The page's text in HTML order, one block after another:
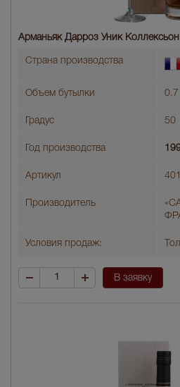
Арманьяк Дарроз Уник
Страна производства
Объем бутылки 0.7
Градус 50
Год производства
Артикул
Производитель
Условия продаж:
В заявку